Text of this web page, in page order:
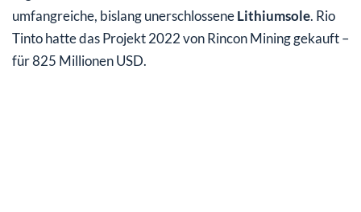
umfangreiche, bislang unerschlosseneLithiumsole. Rio
Tinto hatte das Projekt 2022 von Rincon Mining gekauft –
für 825 Millionen USD.